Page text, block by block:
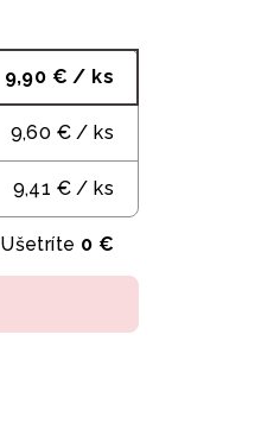
9,90 € / ks
9,60 € / ks
9,41 € / ks
Ušetríte 0 €